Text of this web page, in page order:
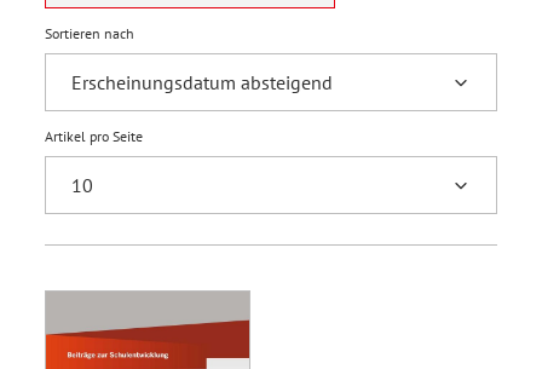
Sortieren nach
Artikel pro Seite